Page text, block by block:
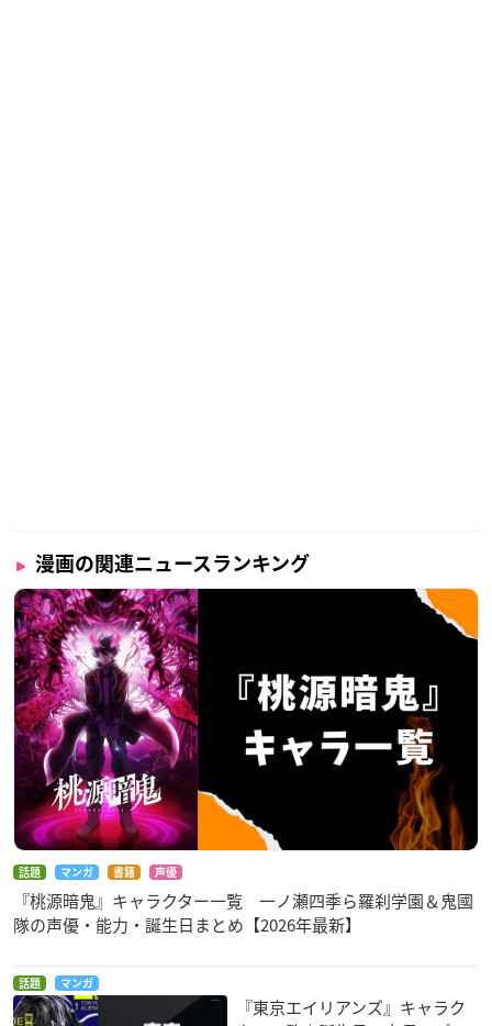
漫画の関連ニュースランキング
話題 マンガ 書籍 声優
『桃源暗鬼』キャラクター一覧 一ノ瀬四季ら羅刹学園＆鬼國
隊の声優・能力・誕生日まとめ【2026年最新】
話題 マンガ
『東京エイリアンズ』キャラク